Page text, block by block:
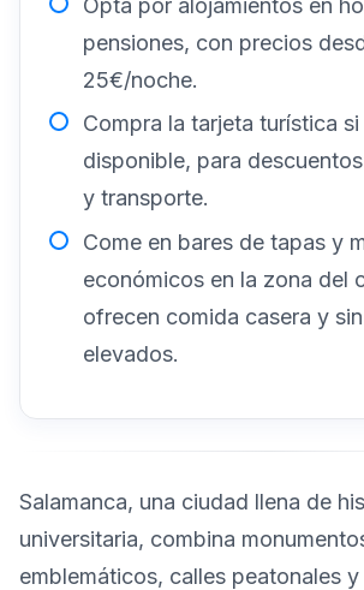
pensiones, con precios
25€/noche.
Compra la tarjeta turística si
disponible, para
y transporte.
Come en bares de tapas y
económicos en la zona del
ofrecen comida casera y
elevados.
Salamanca, una ciudad llena de
universitaria, combina
emblemáticos, calles peatonales y